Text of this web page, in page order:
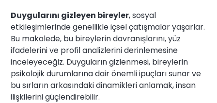
Duygularını gizleyen bireyler, sosyal
etkileşimlerinde genellikle içsel çatışmalar yaşarlar.
Bu makalede, bu bireylerin davranışlarını, yüz
ifadelerini ve profil analizlerini derinlemesine
inceleyeceğiz. Duyguların gizlenmesi, bireylerin
psikolojik durumlarına dair önemli ipuçları sunar ve
bu sırların arkasındaki dinamikleri anlamak, insan
ilişkilerini güçlendirebilir.